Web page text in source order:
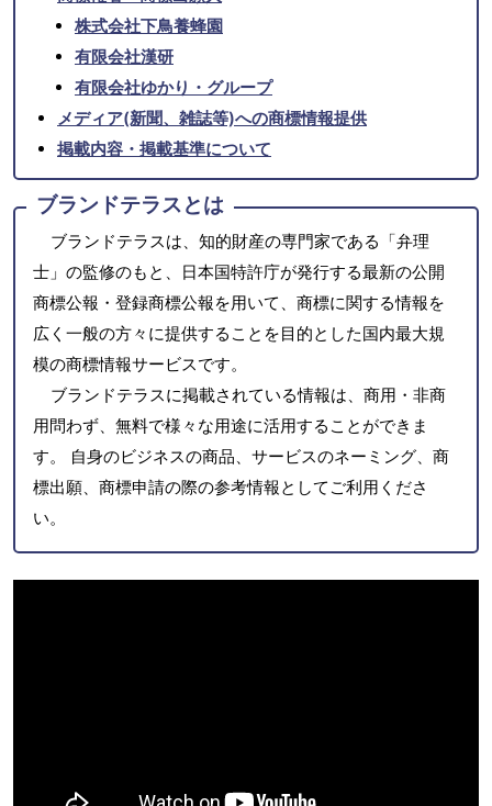
株式会社下鳥養蜂園
有限会社漢研
有限会社ゆかり・グループ
メディア(新聞、雑誌等)への商標情報提供
掲載内容・掲載基準について
ブランドテラスとは
ブランドテラスは、知的財産の専門家である「弁理
士」の監修のもと、日本国特許庁が発行する最新の公開
商標公報・登録商標公報を用いて、商標に関する情報を
広く一般の方々に提供することを目的とした国内最大規
模の商標情報サービスです。
ブランドテラスに掲載されている情報は、商用・非商
用問わず、無料で様々な用途に活用することができま
す。 自身のビジネスの商品、サービスのネーミング、商
標出願、商標申請の際の参考情報としてご利用くださ
い。